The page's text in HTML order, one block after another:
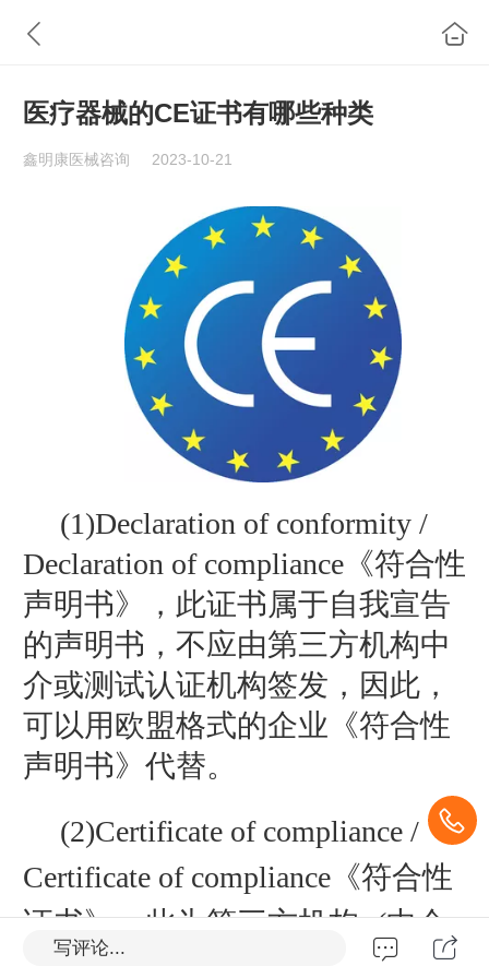
医疗器械的CE证书有哪些种类
鑫明康医械咨询 2023-10-21
(1)Declaration of conformity /
Declaration of compliance《符合性
声明书》，此证书属于自我宣告
的声明书，不应由第三方机构中
介或测试认证机构签发，因此，
可以用欧盟格式的企业《符合性
声明书》代替。
(2)Certificate of compliance /
Certificate of compliance《符合性
证书》，此为第三方机构=(中介
或测试认证机构)颁发的符合性声
写评论...